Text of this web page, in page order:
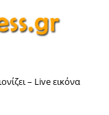
– Live εικόνα